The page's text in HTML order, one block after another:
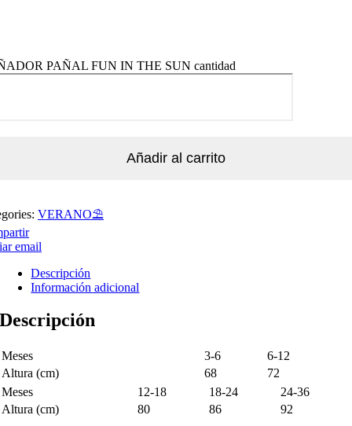
PAÑAL FUN IN THE SUN cantidad
Añadir al carrito
VERANO⛱️​
email
Descripción
Información adicional
Descripción
Meses 3-6
6-12
Altura (cm)
68
72
Meses
12-18 18-24
24-36
Altura (cm)
80 86 92